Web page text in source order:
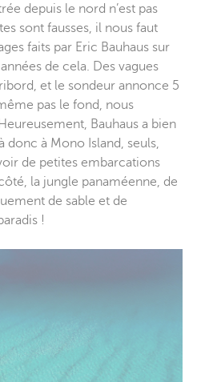
depuis le nord n’est pas
sont fausses, il nous faut
faits par Eric Bauhaus sur
de cela. Des vagues
et le sondeur annonce 5
pas le fond, nous
Bauhaus a bien
donc à Mono Island, seuls,
de petites embarcations
la jungle panaméenne, de
de sable et de
!